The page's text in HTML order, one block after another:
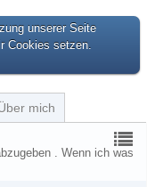
unserer Seite
Cookies setzen.
mich
. Wenn ich was